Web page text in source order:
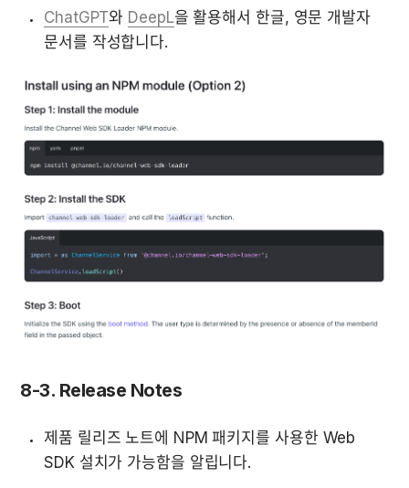
ChatGPT와 DeepL을 활용해서 한글, 영문 개발자
문서를 작성합니다.
8-3. Release Notes
제품 릴리즈 노트에 NPM 패키지를 사용한 Web
SDK 설치가 가능함을 알립니다.